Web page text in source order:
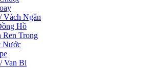
Vách Ngăn
Hồ
Ren Trong
Nước
Van Bi